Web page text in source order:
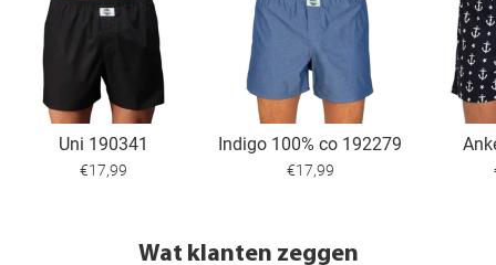
Uni 190341
€17,99
Indigo 100% co 192279
€17,99
Wat klanten zeggen